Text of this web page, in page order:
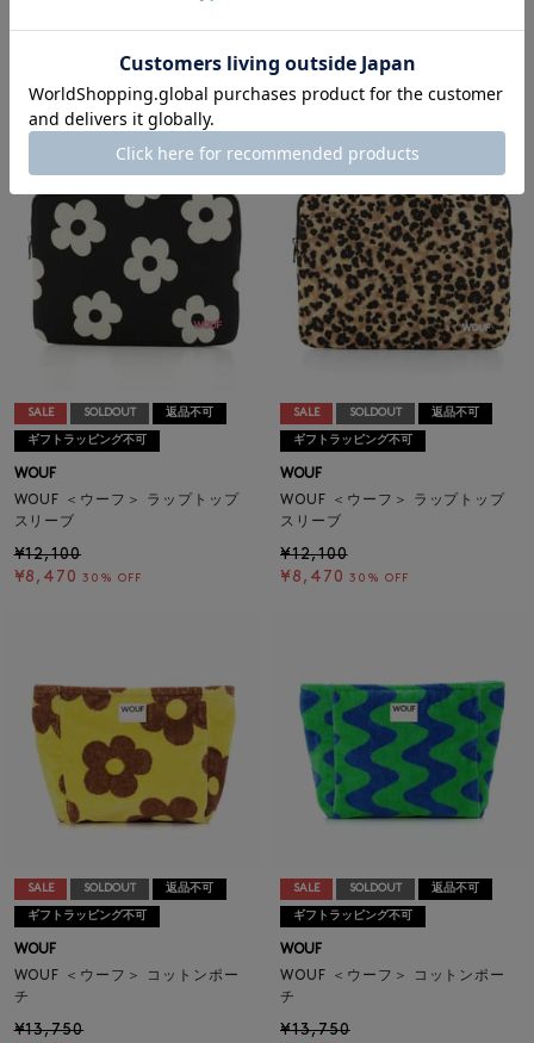
¥8,470 30% OFF
¥8,470 30% OFF
SALE SOLDOUT 返品不可
ギフトラッピング不可
WOUF
WOUF ＜ウーフ＞ ラップトップ
スリーブ
¥12,100
¥8,470 30% OFF
SALE SOLDOUT 返品不可
ギフトラッピング不可
WOUF
WOUF ＜ウーフ＞ ラップトップ
スリーブ
¥12,100
¥8,470 30% OFF
SALE SOLDOUT 返品不可
ギフトラッピング不可
WOUF
WOUF ＜ウーフ＞ コットンポー
チ
¥13,750
SALE SOLDOUT 返品不可
ギフトラッピング不可
WOUF
WOUF ＜ウーフ＞ コットンポー
チ
¥13,750